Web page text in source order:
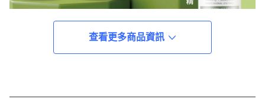
查看更多商品資訊